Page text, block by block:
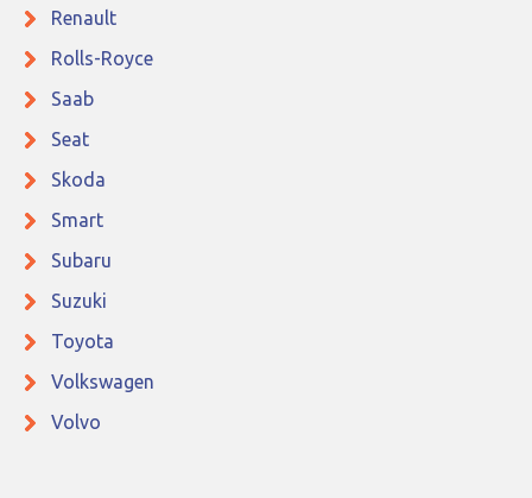
Renault
Rolls-Royce
Saab
Seat
Skoda
Smart
Subaru
Suzuki
Toyota
Volkswagen
Volvo